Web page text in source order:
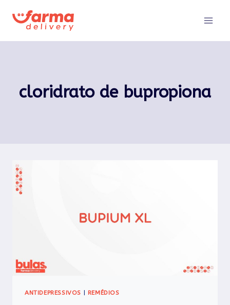
para
cloridrato de bupropiona
ANTIDEPRESSIVOS REMÉDIOS